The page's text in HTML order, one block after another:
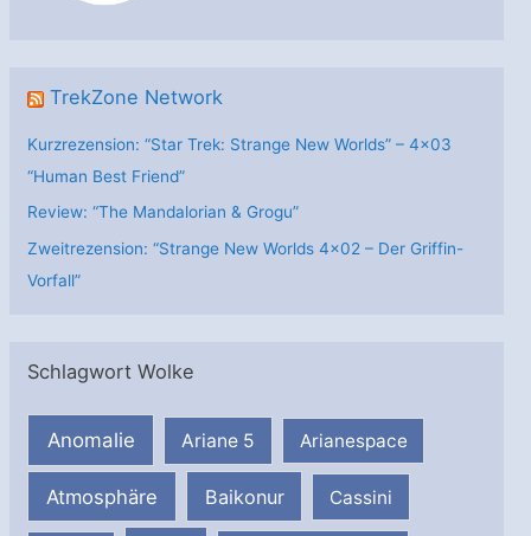
TrekZone Network
Kurzrezension: “Star Trek: Strange New Worlds” – 4×03
“Human Best Friend”
Review: “The Mandalorian & Grogu”
Zweitrezension: “Strange New Worlds 4×02 – Der Griffin-
Vorfall”
Schlagwort Wolke
Anomalie Ariane 5 Arianespace
Atmosphäre Baikonur Cassini